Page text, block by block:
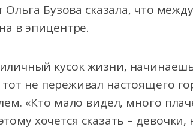
Ольга Бузова сказала, что
в эпицентре.
кусок жизни,
не переживал настоящего
«Кто мало видел, много
хочется сказать –